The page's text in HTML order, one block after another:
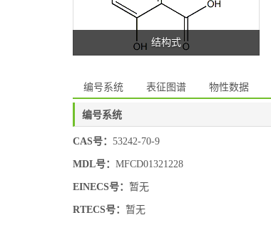
结构式
编号系统 表征图谱 物性数据
编号系统
CAS号： 53242-70-9
MDL号： MFCD01321228
EINECS号： 暂无
RTECS号： 暂无